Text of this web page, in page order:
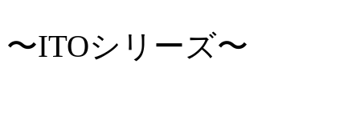
〜ITOシリーズ〜